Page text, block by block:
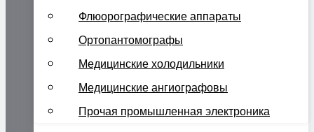
Флюорографические аппараты
Ортопантомографы
Медицинские холодильники
Медицинские ангиографовы
Прочая промышленная электроника